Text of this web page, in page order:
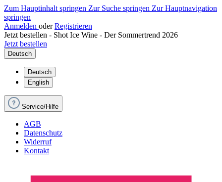
Zum Hauptinhalt springen Zur Suche springen Zur Hauptnavigation
springen
Anmelden oder Registrieren
Jetzt bestellen - Shot Ice Wine - Der Sommertrend 2026
Jetzt bestellen
Deutsch
Deutsch
English
Service/Hilfe
AGB
Datenschutz
Widerruf
Kontakt